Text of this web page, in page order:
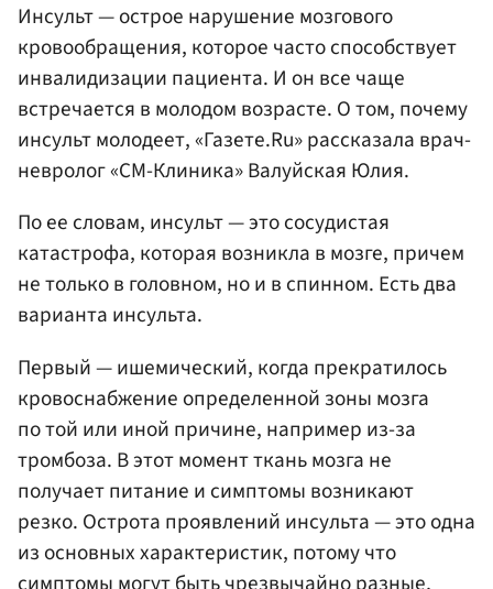
Инсульт — острое нарушение мозгового
кровообращения, которое часто способствует
инвалидизации пациента. И он все чаще
встречается в молодом возрасте. О том, почему
инсульт молодеет, «Газете.Ru» рассказала врач-
невролог «СМ-Клиника» Валуйская Юлия.
По ее словам, инсульт — это сосудистая
катастрофа, которая возникла в мозге, причем
не только в головном, но и в спинном. Есть два
варианта инсульта.
Первый — ишемический, когда прекратилось
кровоснабжение определенной зоны мозга
по той или иной причине, например из-за
тромбоза. В этот момент ткань мозга не
получает питание и симптомы возникают
резко. Острота проявлений инсульта — это одна
из основных характеристик, потому что